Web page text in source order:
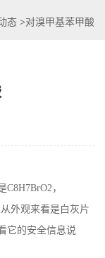
态 >对溴甲基苯甲酸
，
外观来看是白灰片
它的安全信息说